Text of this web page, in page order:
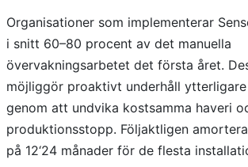
Organisationer som implementerar
i snitt 60–80 procent av det manuella
övervakningsarbetet det första året.
möjliggör proaktivt underhåll
genom att undvika kostsamma haveri
produktionsstopp. Följaktligen
på 12‘24 månader för de flesta